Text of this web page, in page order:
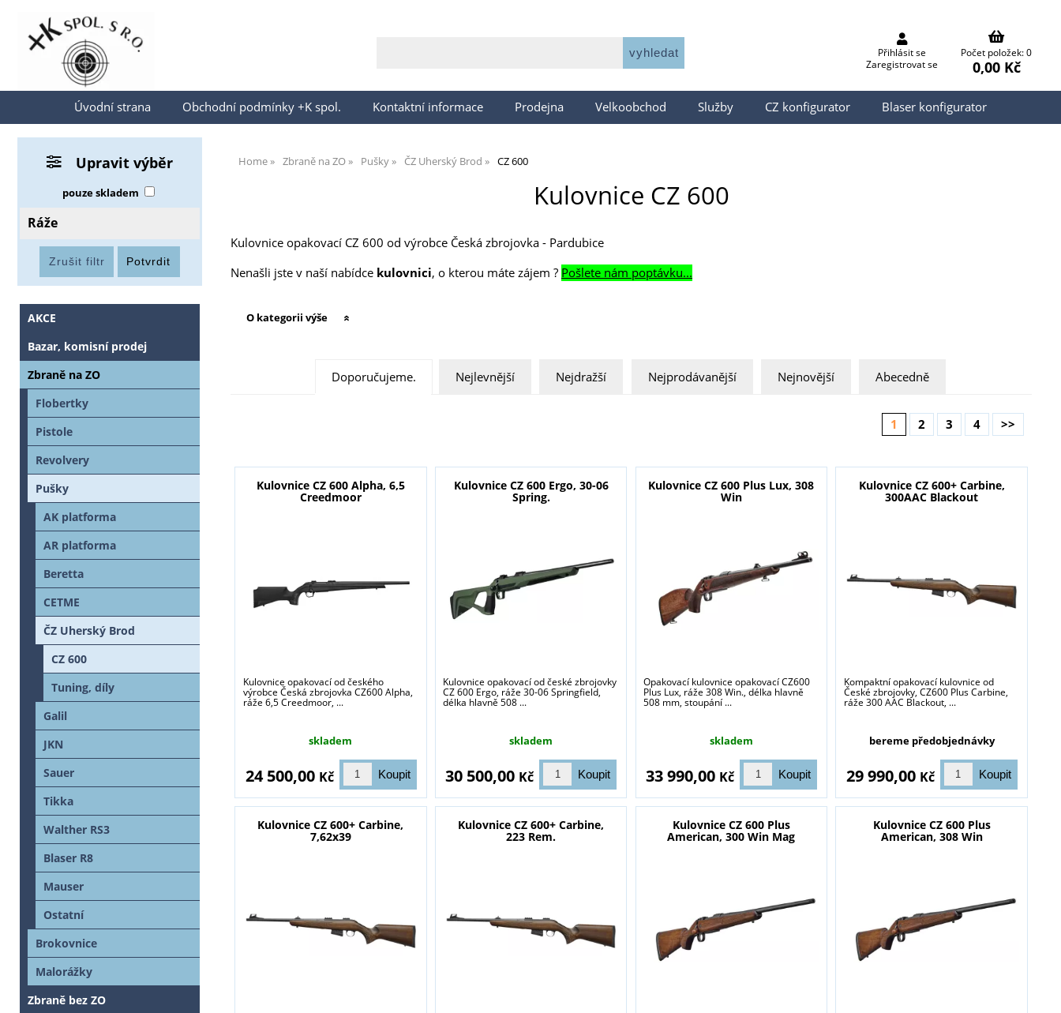
Přihlásit se
Přihlásit se
Zaregistrovat se
Počet položek: 0
0,00 Kč
Úvodní strana Obchodní podmínky +K spol. Kontaktní informace Prodejna Velkoobchod Služby CZ konfigurator Blaser konfigurator
Home Zbraně na ZO Pušky ČZ Uherský Brod CZ 600
Kulovnice CZ 600
Kulovnice opakovací CZ 600 od výrobce Česká zbrojovka - Pardubice
Nenašli jste v naší nabídce kulovnici, o kterou máte zájem ? Pošlete nám poptávku...
O kategorii výše
Doporučujeme. Nejlevnější Nejdražší Nejprodávanější Nejnovější Abecedně
1 2 3 4 >>
Kulovnice CZ 600 Alpha, 6,5
Creedmoor
Kulovnice opakovací od českého
výrobce Česká zbrojovka CZ600 Alpha,
ráže 6,5 Creedmoor, ...
skladem
24 500,00 Kč
Kulovnice CZ 600 Ergo, 30-06
Spring.
Kulovnice opakovací od české zbrojovky
CZ 600 Ergo, ráže 30-06 Springfield,
délka hlavně 508 ...
skladem
30 500,00 Kč
Kulovnice CZ 600 Plus Lux, 308
Win
Opakovací kulovnice opakovací CZ600
Plus Lux, ráže 308 Win., délka hlavně
508 mm, stoupání ...
skladem
33 990,00 Kč
Kulovnice CZ 600+ Carbine,
300AAC Blackout
Kompaktní opakovací kulovnice od
České zbrojovky, CZ600 Plus Carbine,
ráže 300 AAC Blackout, ...
bereme předobjednávky
29 990,00 Kč
Kulovnice CZ 600+ Carbine,
7,62x39
Kulovnice CZ 600+ Carbine,
223 Rem.
Kulovnice CZ 600 Plus
American, 300 Win Mag
Kulovnice CZ 600 Plus
American, 308 Win
Upravit výběr
pouze skladem
Ráže
AKCE
Bazar, komisní prodej
Zbraně na ZO
Flobertky
Pistole
Revolvery
Pušky
AK platforma
AR platforma
Beretta
CETME
ČZ Uherský Brod
CZ 600
Tuning, díly
Galil
JKN
Sauer
Tikka
Walther RS3
Blaser R8
Mauser
Ostatní
Brokovnice
Malorážky
Zbraně bez ZO